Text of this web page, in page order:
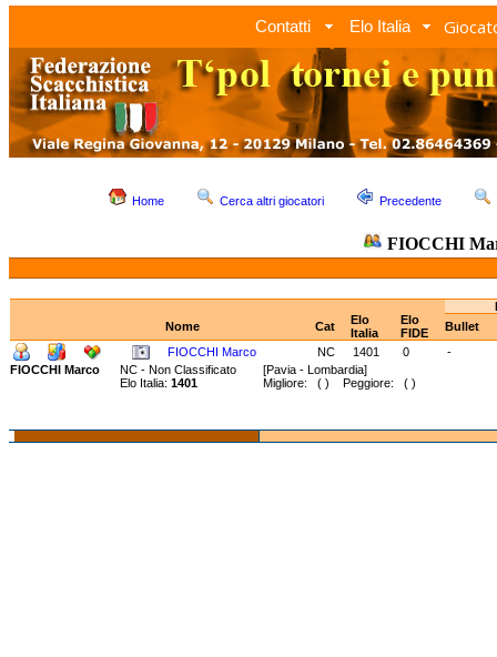
Contatti Elo Italia
Home Cerca altri giocatori Precedente
FIOCCHI
Nome
Cat
Elo
Italia
Elo
FIDE
Bullet
FIOCCHI Marco
NC 1401 0
-
FIOCCHI Marco
NC - Non Classificato [Pavia - Lombardia]
Elo Italia: 1401 Migliore: ( ) Peggiore: ( )